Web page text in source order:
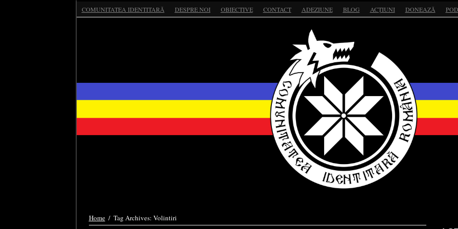
COMUNITATEA IDENTITARĂ DESPRE NOI OBIECTIVE CONTACT ADEZIUNE BLOG ACȚIUNI DONEAZĂ
Home / Tag Archives: Volintiri